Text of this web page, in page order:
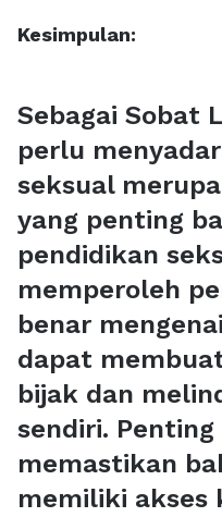
Kesimpulan:
Sebagai Sobat
perlu
seksual
yang penting
pendidikan
memperoleh
benar
dapat
bijak dan
sendiri.
memastikan
memiliki akses